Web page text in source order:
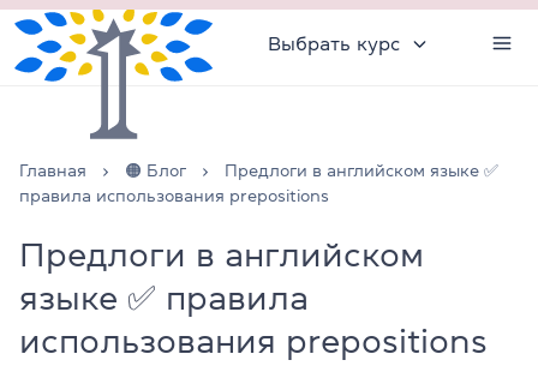
Выбрать курс
Главная 🟠 Блог
Предлоги в английском языке ✅
правила использования prepositions
Предлоги в английском
языке ✅ правила
использования prepositions